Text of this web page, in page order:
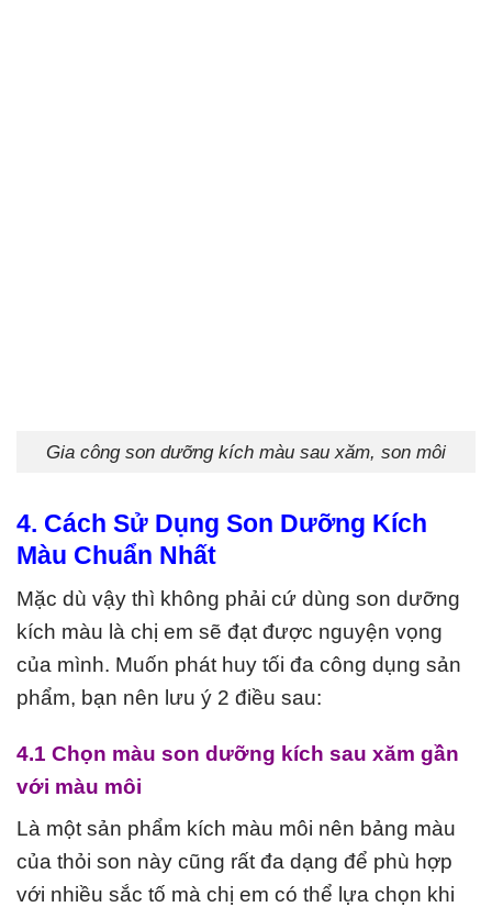
Gia công son dưỡng kích màu sau xăm, son môi
4. Cách Sử Dụng Son Dưỡng Kích
Màu Chuẩn Nhất
Mặc dù vậy thì không phải cứ dùng son dưỡng
kích màu là chị em sẽ đạt được nguyện vọng
của mình. Muốn phát huy tối đa công dụng sản
phẩm, bạn nên lưu ý 2 điều sau:
4.1 Chọn màu son dưỡng kích sau xăm gần
với màu môi
Là một sản phẩm kích màu môi nên bảng màu
của thỏi son này cũng rất đa dạng để phù hợp
với nhiều sắc tố mà chị em có thể lựa chọn khi